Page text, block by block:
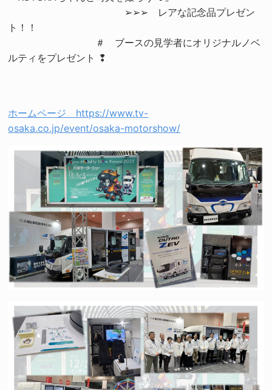
➢➢➢ レアな記念品プレゼン
ト！！
＃ ブースの見学者にオリジナルノベ
ルティをプレゼント ❢
ホームページ https://www.tv-
osaka.co.jp/event/osaka-motorshow/